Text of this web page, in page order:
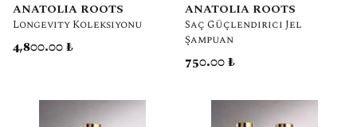
ANATOLIA ROOTS
Longevity Koleksiyonu
4,800.00 ₺
ANATOLIA ROOTS
Saç Güçlendirici Jel
Şampuan
750.00 ₺